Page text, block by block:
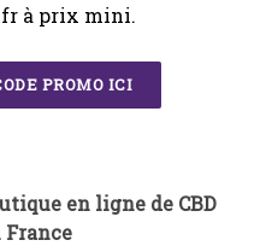
à prix mini.
PROMO ICI
en ligne de CBD